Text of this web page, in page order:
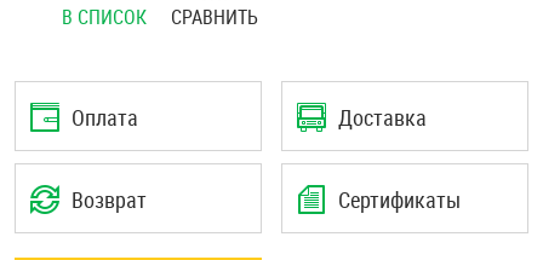
В СПИСОК СРАВНИТЬ
Оплата Доставка
Возврат Сертификаты